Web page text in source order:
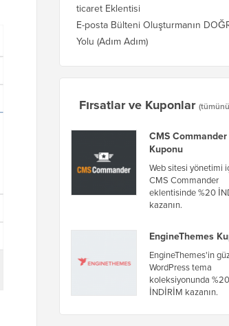
ticaret Eklentisi
E-posta Bülteni Oluşturmanın
Yolu (Adım Adım)
Fırsatlar ve Kuponlar
CMS Commander
Kuponu
Web sitesi yönetimi
CMS Commander
eklentisinde %20
kazanın.
EngineThemes
EngineThemes'in
WordPress tema
koleksiyonunda %20
İNDİRİM kazanın.